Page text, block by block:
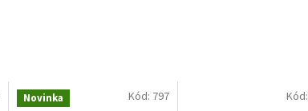
Novinka Kód: 797 Kód: